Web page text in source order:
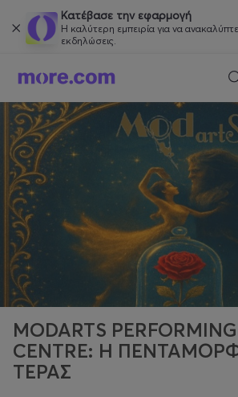
Κατέβασε την εφαρμογή
Η καλύτερη εμπειρία για να
εκδηλώσεις.
MODARTS
CENTRE: Η
ΤΕΡΑΣ